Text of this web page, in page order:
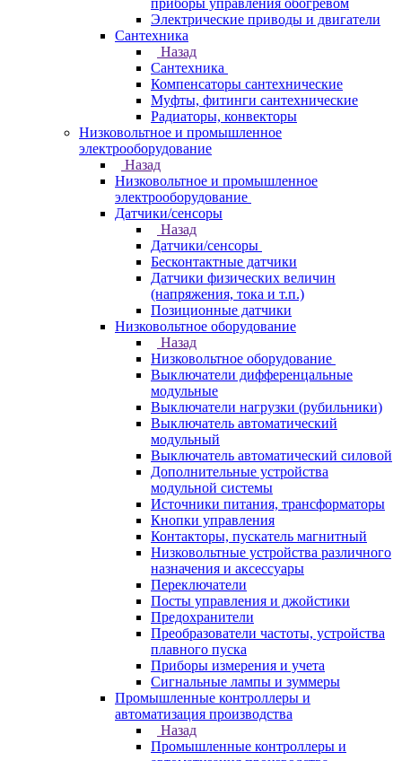
приборы управления обогревом
Электрические приводы и двигатели
Сантехника
Назад
Сантехника
Компенсаторы сантехнические
Муфты, фитинги сантехнические
Радиаторы, конвекторы
Низковольтное и промышленное
электрооборудование
Назад
Низковольтное и промышленное
электрооборудование
Датчики/сенсоры
Назад
Датчики/сенсоры
Бесконтактные датчики
Датчики физических величин
(напряжения, тока и т.п.)
Позиционные датчики
Низковольтное оборудование
Назад
Низковольтное оборудование
Выключатели дифференцальные
модульные
Выключатели нагрузки (рубильники)
Выключатель автоматический
модульный
Выключатель автоматический силовой
Дополнительные устройства
модульной системы
Источники питания, трансформаторы
Кнопки управления
Контакторы, пускатель магнитный
Низковольтные устройства различного
назначения и аксессуары
Переключатели
Посты управления и джойстики
Предохранители
Преобразователи частоты, устройства
плавного пуска
Приборы измерения и учета
Сигнальные лампы и зуммеры
Промышленные контроллеры и
автоматизация производства
Назад
Промышленные контроллеры и